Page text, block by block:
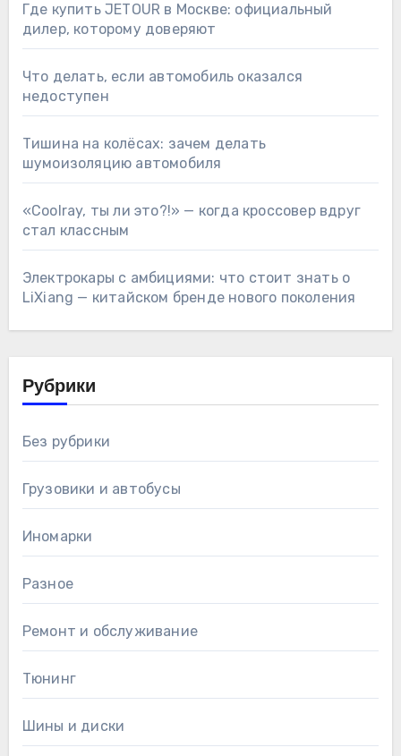
Где купить JETOUR в Москве: официальный
дилер, которому доверяют
Что делать, если автомобиль оказался
недоступен
Тишина на колёсах: зачем делать
шумоизоляцию автомобиля
«Coolray, ты ли это?!» — когда кроссовер вдруг
стал классным
Электрокары с амбициями: что стоит знать о
LiXiang — китайском бренде нового поколения
Рубрики
Без рубрики
Грузовики и автобусы
Иномарки
Разное
Ремонт и обслуживание
Тюнинг
Шины и диски